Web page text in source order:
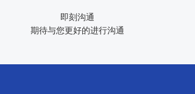
即刻沟通
期待与您更好的进行沟通